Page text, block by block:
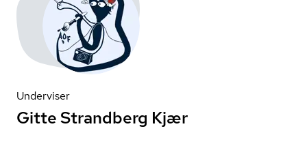
Underviser
Gitte Strandberg Kjær